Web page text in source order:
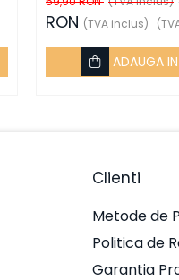
RON (TVA inclus)
ADAUGA
Clienti
Metode de
Politica de
Garantia